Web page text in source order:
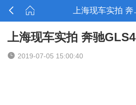
  上海
上海现车实拍 奔驰
 2019-07-05 15:00:40